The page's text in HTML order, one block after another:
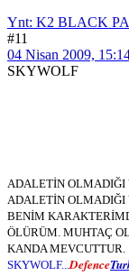
Ynt: K2 BLACK
#11
04 Nisan 2009,
SKYWOLF
ADALETİN OLMADIĞI
ADALETİN
BENİM
ÖLÜRÜM. MUHTAÇ
KANDA MEVCUTTUR.
SKYWOLF... Defence